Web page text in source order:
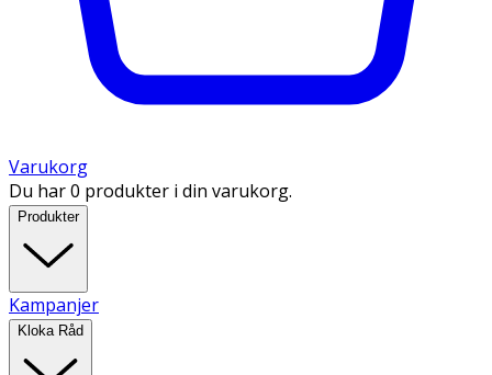
Varukorg
Du har 0 produkter i din varukorg.
Produkter
Kampanjer
Kloka Råd